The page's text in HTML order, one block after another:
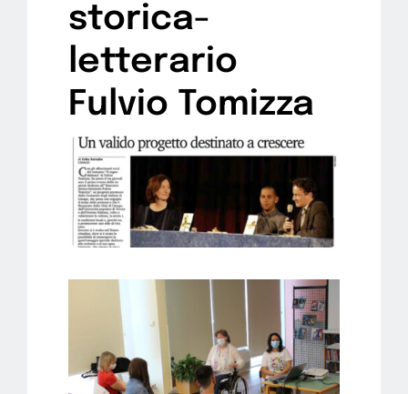
Pubblicazioni
Diventa socio
Contattaci
storica-
letterario
Fulvio Tomizza